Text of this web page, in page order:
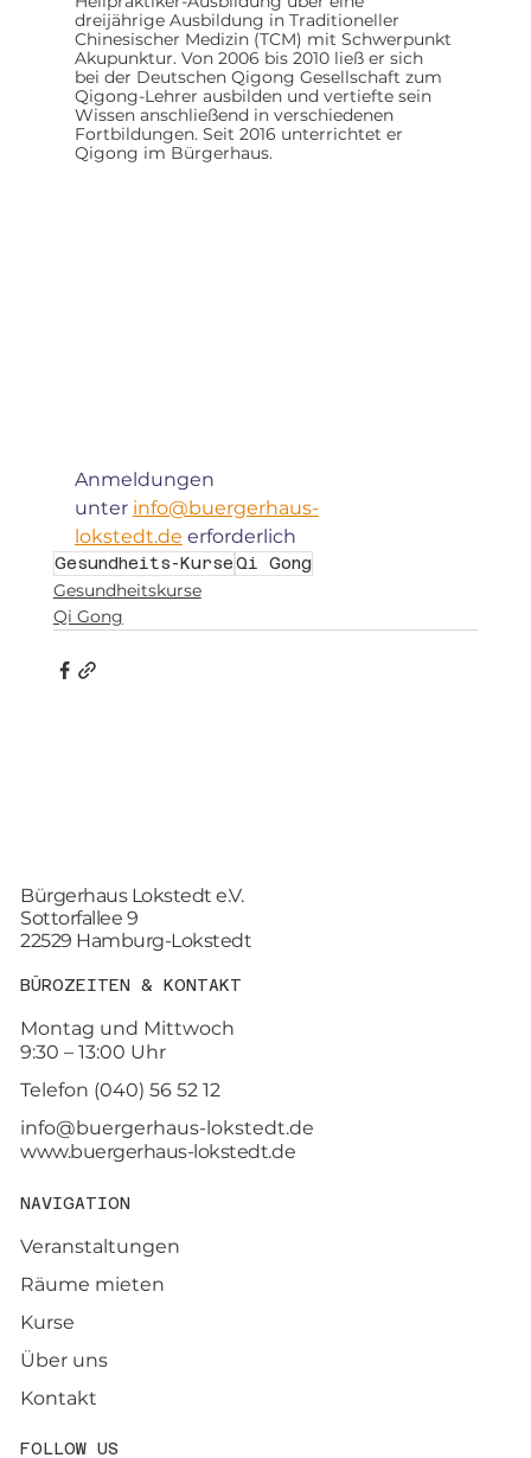
dreijährige Ausbildung in Traditioneller
Chinesischer Medizin (TCM) mit Schwerpunkt
Akupunktur. Von 2006 bis 2010 ließ er sich
bei der Deutschen Qigong Gesellschaft zum
Qigong-Lehrer ausbilden und vertiefte sein
Wissen anschließend in verschiedenen
Fortbildungen. Seit 2016 unterrichtet er
Qigong im Bürgerhaus.
Anmeldungen
unter info@buergerhaus-
lokstedt.de erforderlich
Gesundheits-KurseQi Gong
Gesundheitskurse
Qi Gong
Bürgerhaus Lokstedt e.V.
Sottorfallee 9
22529 Hamburg-Lokstedt
BÜROZEITEN & KONTAKT
Montag und Mittwoch
9:30 – 13:00 Uhr
Telefon (040) 56 52 12
info@buergerhaus-lokstedt.de
www.buergerhaus-lokstedt.de
NAVIGATION
Veranstaltungen
Räume mieten
Kurse
Über uns
Kontakt
FOLLOW US